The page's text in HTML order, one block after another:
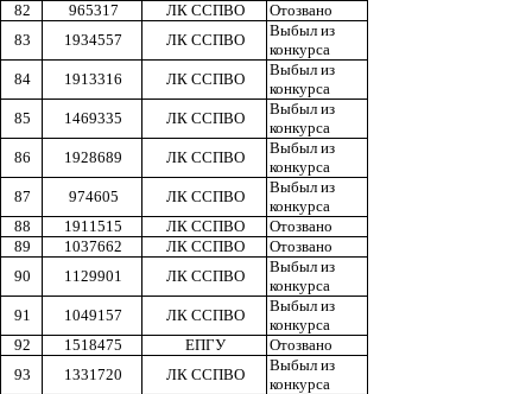
82
965317 ЛК ССПВО
Отозвано
83
1934557 ЛК ССПВО
Выбыл из
конкурса
84
1913316 ЛК ССПВО
Выбыл из
конкурса
85
1469335 ЛК ССПВО
Выбыл из
конкурса
86
1928689 ЛК ССПВО
Выбыл из
конкурса
87
974605 ЛК ССПВО
Выбыл из
конкурса
88
1911515 ЛК ССПВО
Отозвано
89
1037662 ЛК ССПВО
Отозвано
90
1129901 ЛК ССПВО
Выбыл из
конкурса
91
1049157 ЛК ССПВО
Выбыл из
конкурса
92
1518475 ЕПГУ
Отозвано
93
1331720 ЛК ССПВО
Выбыл из
конкурса